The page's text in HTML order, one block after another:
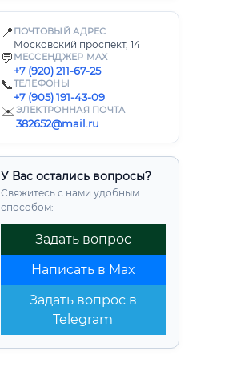
📍 ПОЧТОВЫЙ АДРЕС
Московский проспект, 14
💬 МЕССЕНДЖЕР MAX
+7 (920) 211-67-25
📞ТЕЛЕФОНЫ
+7 (905) 191-43-09
✉️ЭЛЕКТРОННАЯ ПОЧТА
382652@mail.ru
У Вас остались вопросы?
Свяжитесь с нами удобным
способом:
Задать вопрос
Написать в Max
Задать вопрос в
Telegram